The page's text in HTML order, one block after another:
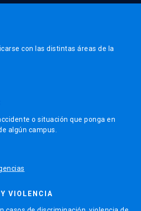
con las distintas áreas de la
o situación que ponga en
algún campus.
VIOLENCIA